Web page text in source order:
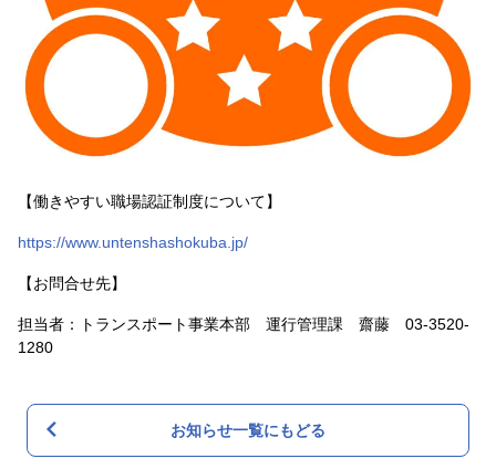
【働きやすい職場認証制度について】
https://www.untenshashokuba.jp/
【お問合せ先】
担当者：トランスポート事業本部 運行管理課 齋藤 03-3520-
1280
お知らせ一覧にもどる